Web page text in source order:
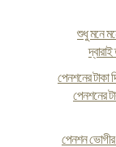
শুধু মনে
পেনশনের টাকা
পেনশনের
পেনশন ভোগীর